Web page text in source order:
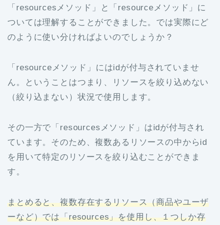
「resourcesメソッド」と「resourceメソッド」に
ついては理解することができました。では実際にど
のように使い分ければよいのでしょうか？
「resourceメソッド」にはidが付与されていませ
ん。ということはつまり、リソースを絞り込めない
（絞り込まない）状況で使用します。
その一方で「resourcesメソッド」はidが付与され
ています。そのため、複数あるリソースの中からid
を用いて特定のリソースを絞り込むことができま
す。
まとめると、複数存在するリソース（商品やユーザ
ーなど）では「resources」を使用し、１つしか存